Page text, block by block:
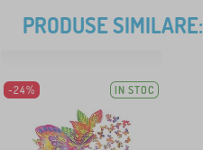
PRODUSE SIMILARE:
-24% IN STOC